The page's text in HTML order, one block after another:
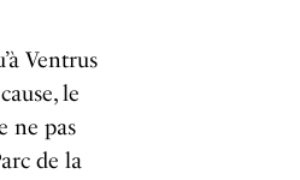
Ventrus
le
ne pas
de la